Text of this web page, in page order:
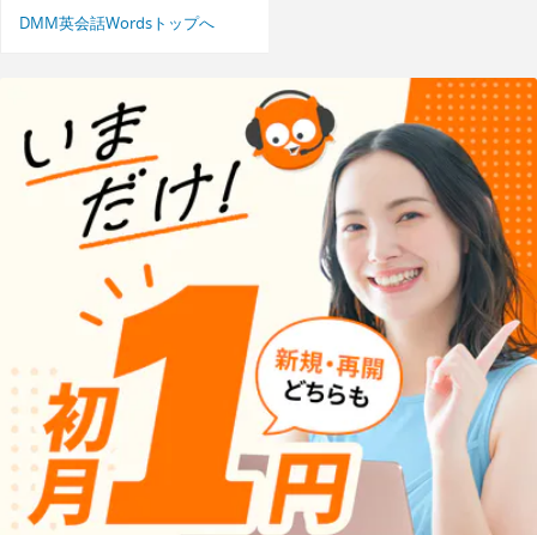
DMM英会話Wordsトップへ